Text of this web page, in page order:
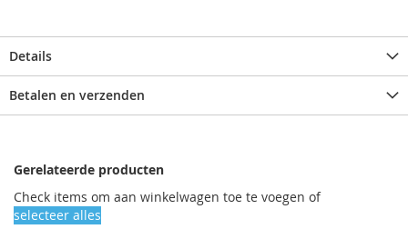
Details
Betalen en verzenden
Gerelateerde producten
Check items om aan winkelwagen toe te voegen of
selecteer alles